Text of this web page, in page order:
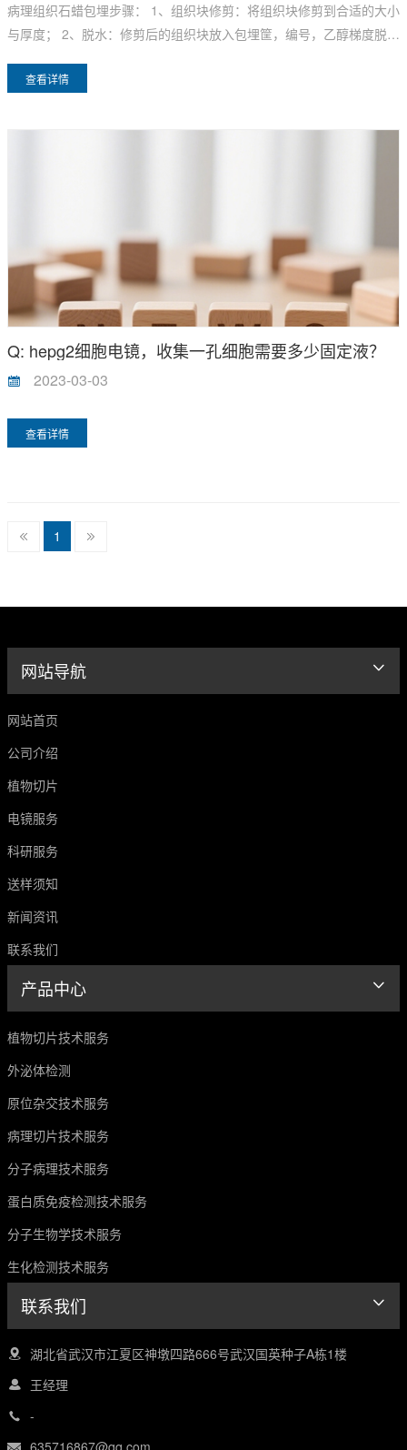
病理组织石蜡包埋步骤： 1、组织块修剪：将组织块修剪到合适的大小
与厚度； 2、脱水：修剪后的组织块放入包埋筐，编号，乙醇梯度脱水
查看详情
Q: hepg2细胞电镜，收集一孔细胞需要多少固定液？
2023-03-03
查看详情
1
网站导航
网站首页
公司介绍
植物切片
电镜服务
科研服务
送样须知
新闻资讯
联系我们
产品中心
植物切片技术服务
外泌体检测
原位杂交技术服务
病理切片技术服务
分子病理技术服务
蛋白质免疫检测技术服务
分子生物学技术服务
生化检测技术服务
联系我们
湖北省武汉市江夏区神墩四路666号武汉国英种子A栋1楼
王经理
-
635716867@qq.com